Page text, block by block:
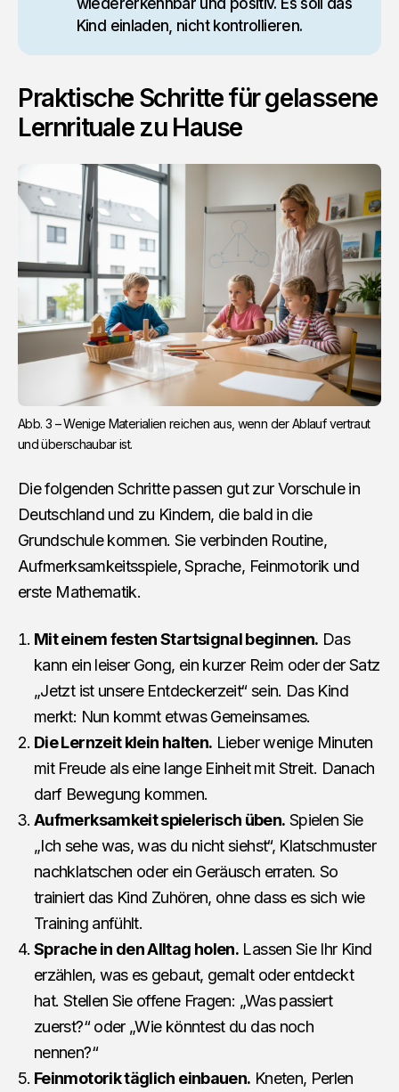
Kind einladen, nicht kontrollieren.
Praktische Schritte für gelassene
Lernrituale zu Hause
Abb. 3 – Wenige Materialien reichen aus, wenn der Ablauf vertraut
und überschaubar ist.
Die folgenden Schritte passen gut zur Vorschule in
Deutschland und zu Kindern, die bald in die
Grundschule kommen. Sie verbinden Routine,
Aufmerksamkeitsspiele, Sprache, Feinmotorik und
erste Mathematik.
Mit einem festen Startsignal beginnen. Das
kann ein leiser Gong, ein kurzer Reim oder der Satz
„Jetzt ist unsere Entdeckerzeit“ sein. Das Kind
merkt: Nun kommt etwas Gemeinsames.
Die Lernzeit klein halten. Lieber wenige Minuten
mit Freude als eine lange Einheit mit Streit. Danach
darf Bewegung kommen.
Aufmerksamkeit spielerisch üben. Spielen Sie
„Ich sehe was, was du nicht siehst“, Klatschmuster
nachklatschen oder ein Geräusch erraten. So
trainiert das Kind Zuhören, ohne dass es sich wie
Training anfühlt.
Sprache in den Alltag holen. Lassen Sie Ihr Kind
erzählen, was es gebaut, gemalt oder entdeckt
hat. Stellen Sie offene Fragen: „Was passiert
zuerst?“ oder „Wie könntest du das noch
nennen?“
Feinmotorik täglich einbauen. Kneten, Perlen